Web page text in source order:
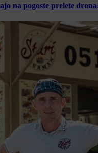
na pogoste prelete